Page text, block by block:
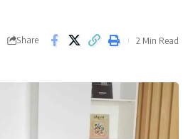
Share 2 Min Read